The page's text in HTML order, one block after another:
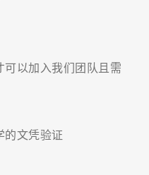
以加入我们团队且需
的文凭验证